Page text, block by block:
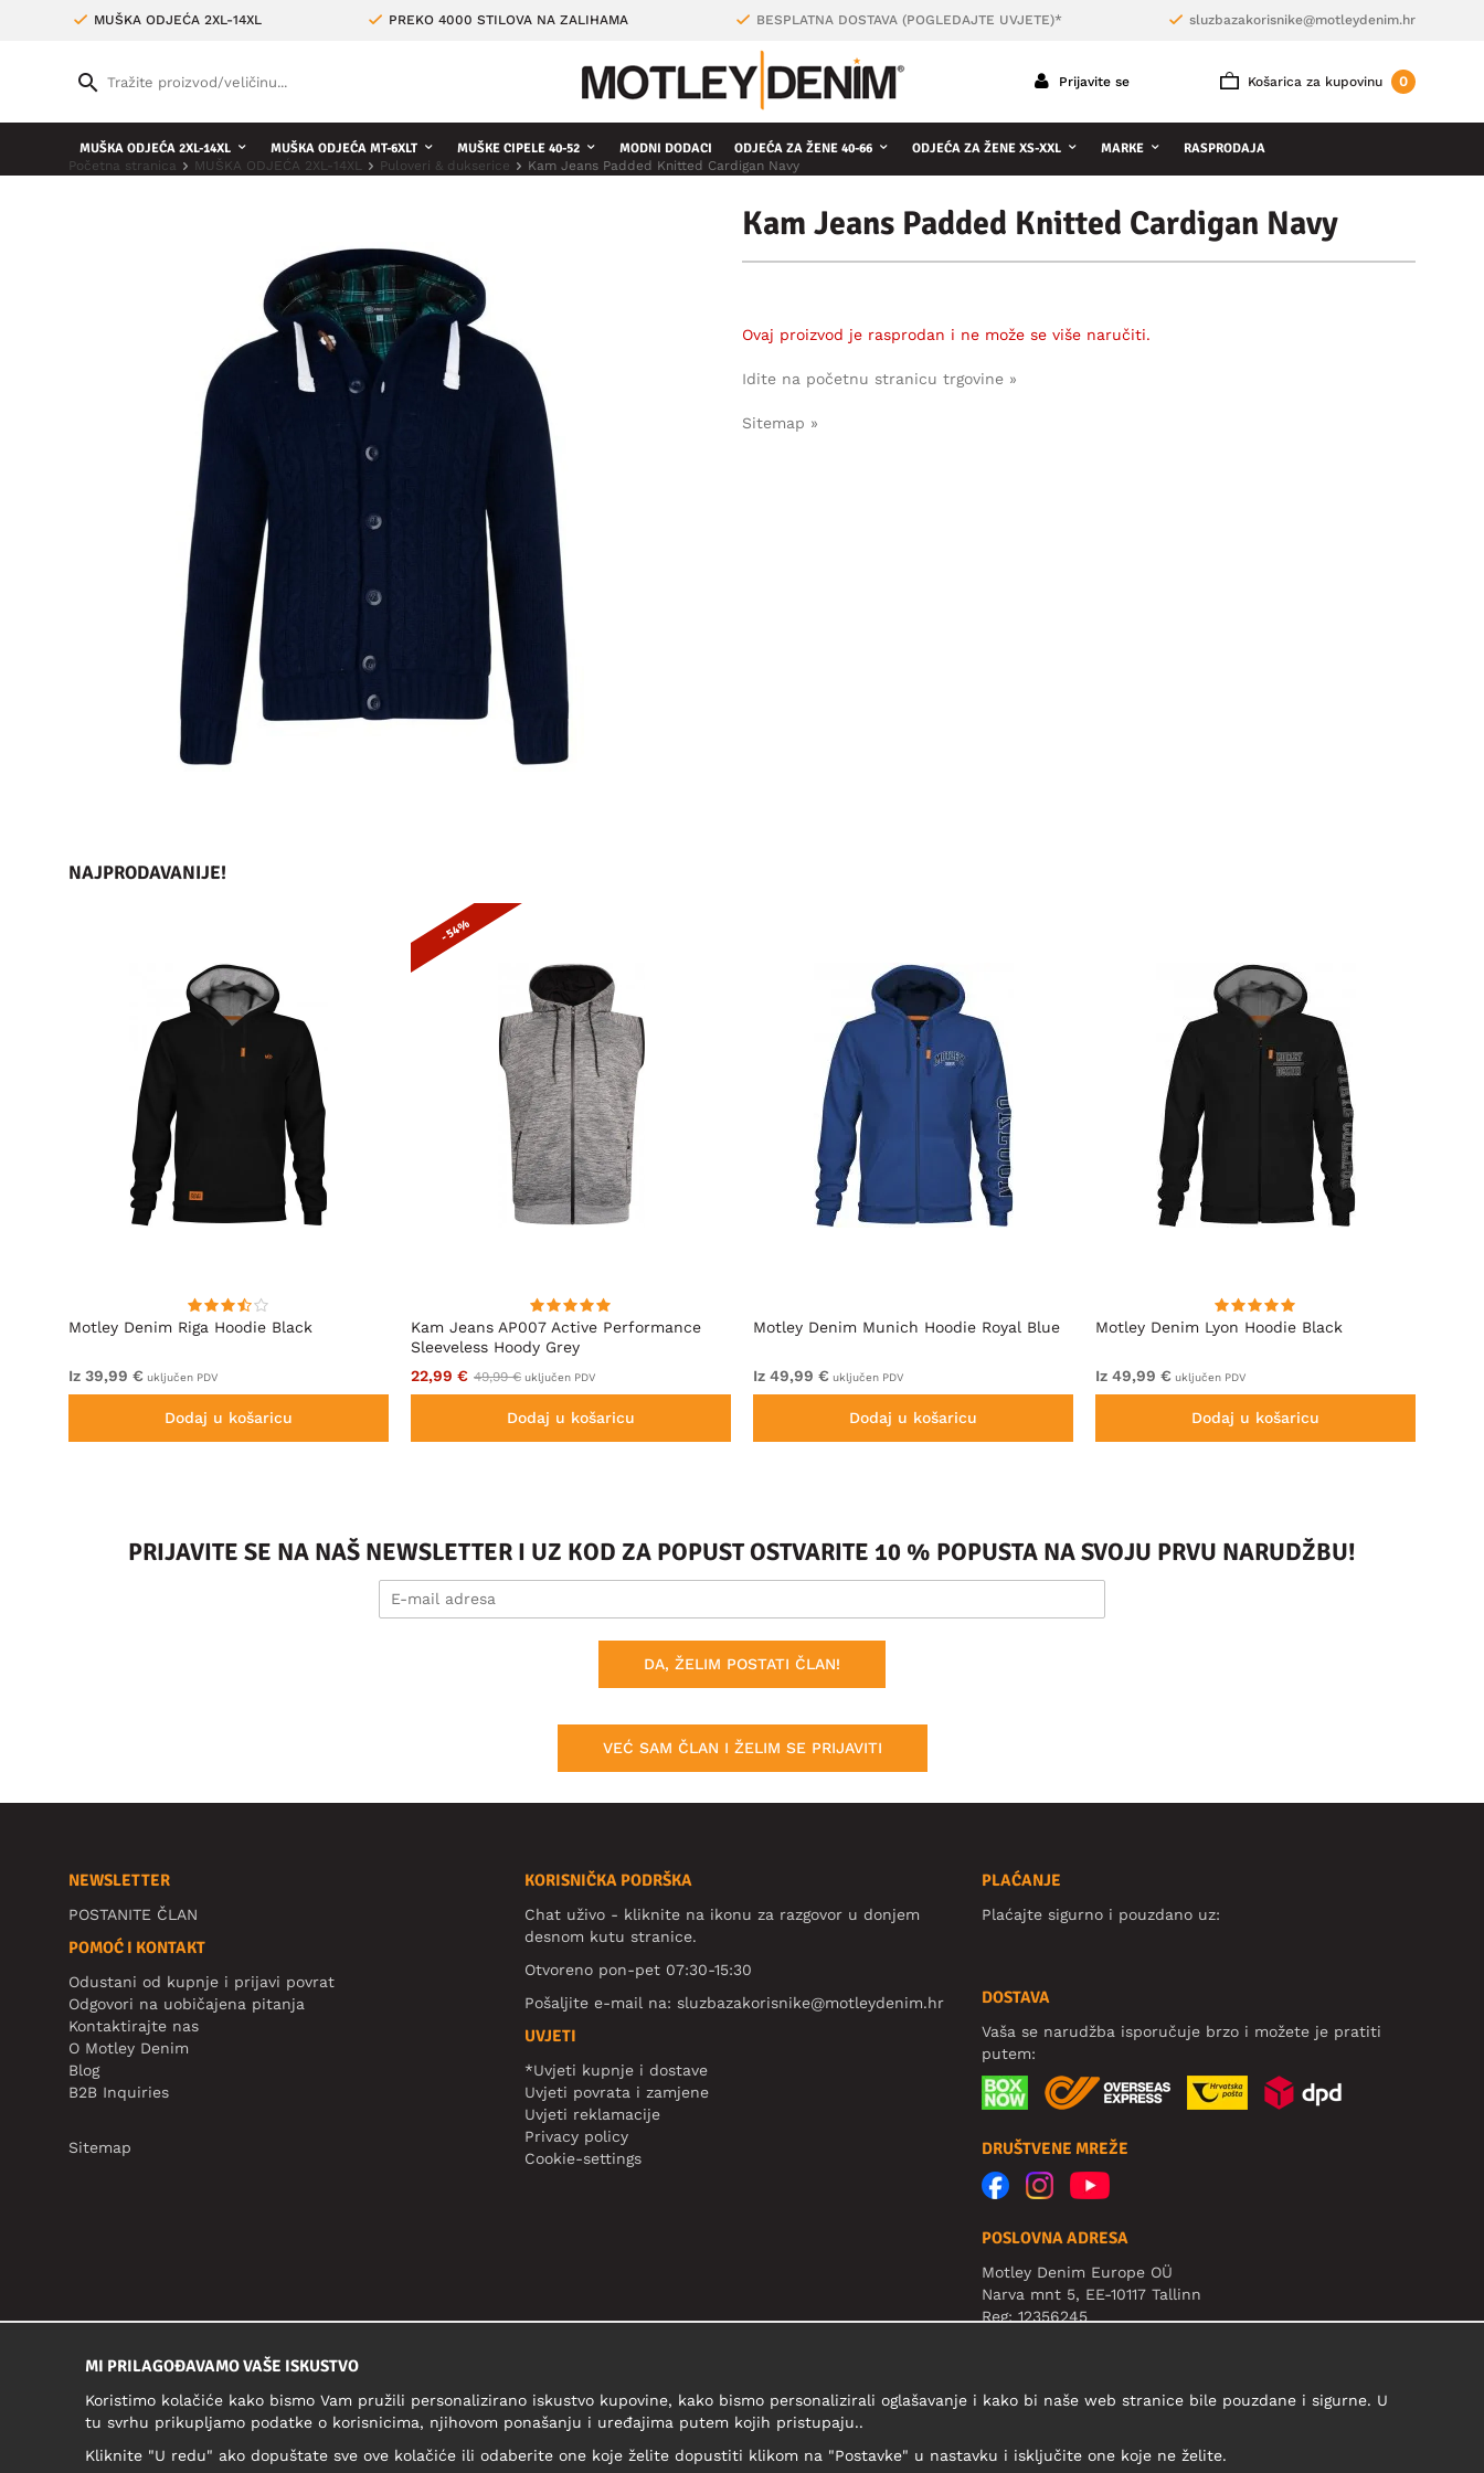
MUŠKA ODJEĆA 2XL-14XL PREKO 4000 STILOVA NA ZALIHAMA BESPLATNA DOSTAVA (POGLEDAJTE UVJETE)* sluzbazakorisnike@motleydenim.hr
Košarica za kupovinu 0
Prijavite se
MUŠKA ODJEĆA 2XL-14XL MUŠKA ODJEĆA MT-6XLT MUŠKE CIPELE 40-52 MODNI DODACI ODJEĆA ZA ŽENE 40-66 ODJEĆA ZA ŽENE XS-XXL MARKE RASPRODAJA
Početna stranica MUŠKA ODJEĆA 2XL-14XL Puloveri & dukserice Kam Jeans Padded Knitted Cardigan Navy
Kam Jeans Padded Knitted Cardigan Navy
Ovaj proizvod je rasprodan i ne može se više naručiti.
Idite na početnu stranicu trgovine »
Sitemap »
NAJPRODAVANIJE!
Motley Denim Riga Hoodie Black
Iz 39,99 € uključen PDV
Dodaj u košaricu
Kam Jeans AP007 Active Performance
Sleeveless Hoody Grey
- 54%
22,99 € 49,99 € uključen PDV
Dodaj u košaricu
Motley Denim Munich Hoodie Royal Blue
Iz 49,99 € uključen PDV
Dodaj u košaricu
Motley Denim Lyon Hoodie Black
Iz 49,99 € uključen PDV
Dodaj u košaricu
PRIJAVITE SE NA NAŠ NEWSLETTER I UZ KOD ZA POPUST OSTVARITE 10 % POPUSTA NA SVOJU PRVU NARUDŽBU!
DA, ŽELIM POSTATI ČLAN!
VEĆ SAM ČLAN I ŽELIM SE PRIJAVITI
NEWSLETTER
POSTANITE ČLAN
POMOĆ I KONTAKT
Odustani od kupnje i prijavi povrat
Odgovori na uobičajena pitanja
Kontaktirajte nas
O Motley Denim
Blog
B2B Inquiries
Sitemap
KORISNIČKA PODRŠKA
Chat uživo - kliknite na ikonu za razgovor u donjem
desnom kutu stranice.
Otvoreno pon-pet 07:30-15:30
Pošaljite e-mail na:sluzbazakorisnike@motleydenim.hr
UVJETI
*Uvjeti kupnje i dostave
Uvjeti povrata i zamjene
Uvjeti reklamacije
Privacy policy
Cookie-settings
PLAĆANJE
Plaćajte sigurno i pouzdano uz:
DOSTAVA
Vaša se narudžba isporučuje brzo i možete je pratiti
putem:
DRUŠTVENE MREŽE
POSLOVNA ADRESA
Motley Denim Europe OÜ
Narva mnt 5, EE-10117 Tallinn
Reg: 12356245
MI PRILAGOĐAVAMO VAŠE ISKUSTVO
Koristimo kolačiće kako bismo Vam pružili personalizirano iskustvo kupovine, kako bismo personalizirali oglašavanje i kako bi naše web stranice bile pouzdane i sigurne. U
tu svrhu prikupljamo podatke o korisnicima, njihovom ponašanju i uređajima putem kojih pristupaju..
Kliknite "U redu" ako dopuštate sve ove kolačiće ili odaberite one koje želite dopustiti klikom na "Postavke" u nastavku i isključite one koje ne želite.